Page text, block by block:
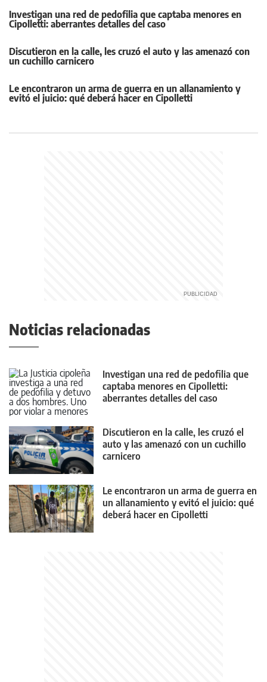
Investigan una red de pedofilia que captaba menores en
Cipolletti: aberrantes detalles del caso
Discutieron en la calle, les cruzó el auto y las amenazó con
un cuchillo carnicero
Le encontraron un arma de guerra en un allanamiento y
evitó el juicio: qué deberá hacer en Cipolletti
Noticias relacionadas
Investigan una red de pedofilia que
captaba menores en Cipolletti:
aberrantes detalles del caso
Discutieron en la calle, les cruzó el
auto y las amenazó con un cuchillo
carnicero
Le encontraron un arma de guerra en
un allanamiento y evitó el juicio: qué
deberá hacer en Cipolletti